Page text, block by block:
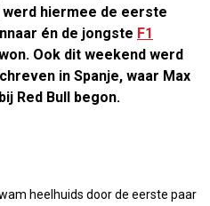
hiermee de eerste
én de jongste F1
Ook dit weekend werd
in Spanje, waar Max
Red Bull begon.
heelhuids door de eerste paar